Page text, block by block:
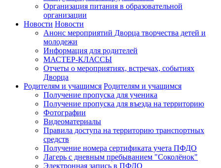
Организация питания в образовательной
организации
Новости Новости
Анонс мероприятий Дворца творчества детей и
молодежи
Информация для родителей
МАСТЕР-КЛАССЫ
Отчеты о мероприятиях, встречах, событиях
Дворца
Родителям и учащимся Родителям и учащимся
Получение пропуска для ученика
Получение пропуска для въезда на территорию
Фотографии
Видеоматериалы
Правила доступа на территорию транспортных
средств
Получение номера сертификата учета ПФДО
Лагерь с дневным пребыванием "Соколёнок"
Электронная запись в ПФДО